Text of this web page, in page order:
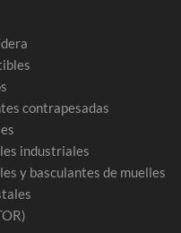
contrapesadas
industriales
y basculantes de muelles